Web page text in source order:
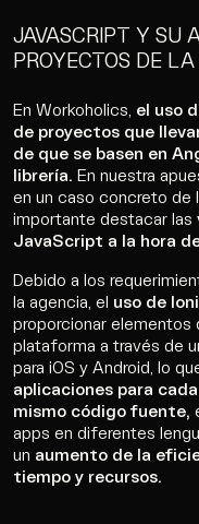
Work
Servicios
Agencia
JAVASCRIPT Y SU
PROYECTOS DE
En Workoholics, el uso
de proyectos que
de que se basen en
librería. En nuestra
en un caso concreto de
importante destacar las
JavaScript a la hora
Debido a los
la agencia, el uso de
proporcionar
plataforma a través de
para iOS y Android, lo
aplicaciones para
mismo código fuente,
apps en diferentes
un aumento de la
tiempo y recursos.